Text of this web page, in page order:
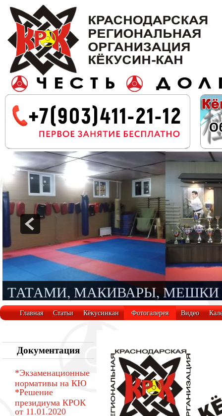
ТАТАМИ, МАКИВАРЫ, МЕШКИ
Главная Статьи Кёкусинкан Фотогалерея Видео
Документация
*Экзаменационные
нормативы на КЮ
*Решение
президиума КРОК
от 11.01.2020